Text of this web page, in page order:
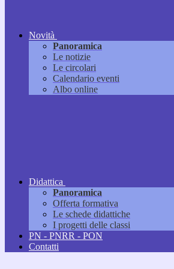
Novità
Panoramica
Le notizie
Le circolari
Calendario eventi
Albo online
Didattica
Panoramica
Offerta formativa
Le schede didattiche
I progetti delle classi
PN - PNRR - PON
Contatti